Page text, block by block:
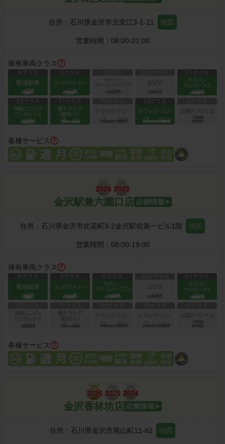
住所： 石川県金沢市北安江3-1-21 地図
営業時間： 08:00-21:00
保有車両クラス
各種サービス
金沢駅兼六園口店
住所： 石川県金沢市此花町3-2金沢駅前第一ビル1階 地図
営業時間： 08:00-19:00
保有車両クラス
各種サービス
金沢香林坊店
住所： 石川県金沢市尾山町11-62 地図